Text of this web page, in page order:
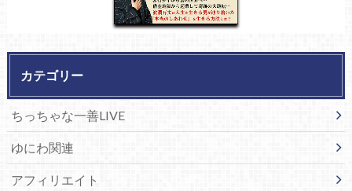
カテゴリー
ちっちゃな一善LIVE
ゆにわ関連
アフィリエイト